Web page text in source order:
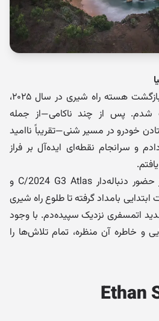
با پیش‌بینی شبی صاف و بازگشت هسته راه شیری در سال ۲۰۲۵،
شدم. پس از چند ناکامی—از جمله
خودرو در مسیر شنی—تقریباً ناامید
و سرانجام نقطه‌ای ایده‌آل بر فراز
شب سرشار از رنگ بود؛ از حضور دنباله‌دار C/2024 G3 Atlas و
بامداد گرفته تا طلوع راه شیری
اتمسفری نزدیک سپیده‌دم. با وجود
و خاطره آن منظره، تمام تلاش‌ها را